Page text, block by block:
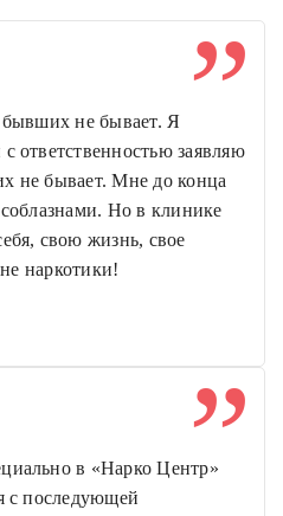
бывших не бывает. Я
ответственностью заявляю
не бывает. Мне до конца
Но в клинике
свою жизнь, свое
наркотики!
в «Нарко Центр»
с последующей